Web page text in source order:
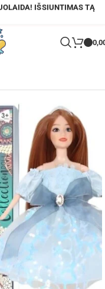
IŠSIUNTIMAS TĄ
žydra suknele, karūna ir